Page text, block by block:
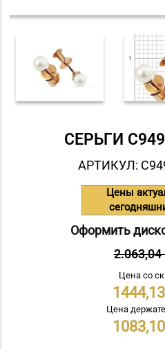
СЕРЬГИ
АРТИКУЛ:
Цены
Оформить
2.063,04
Цена со
1444,13
Цена
1083,10